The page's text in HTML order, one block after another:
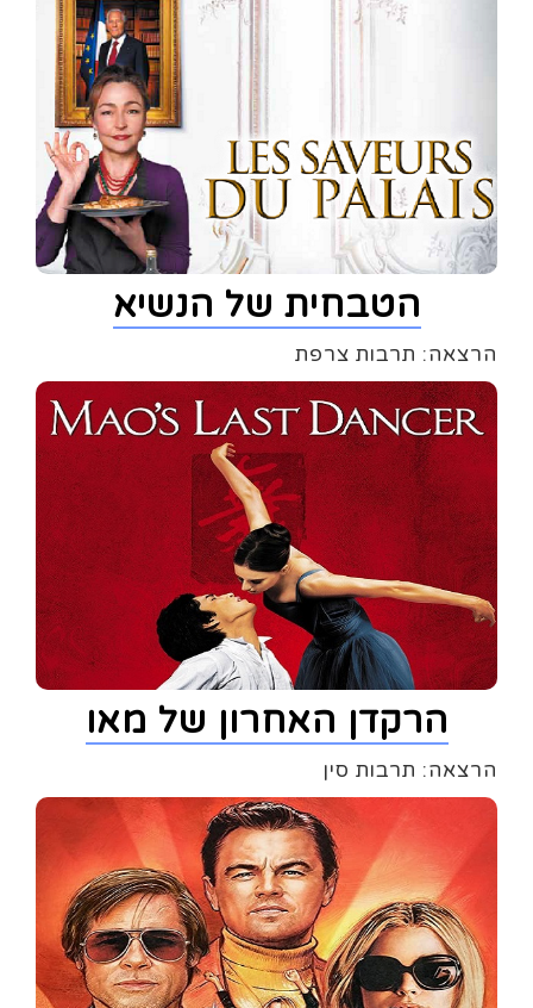
הטבחית של הנשיא
הרצאה: תרבות צרפת
הרקדן האחרון של מאו
הרצאה: תרבות סין